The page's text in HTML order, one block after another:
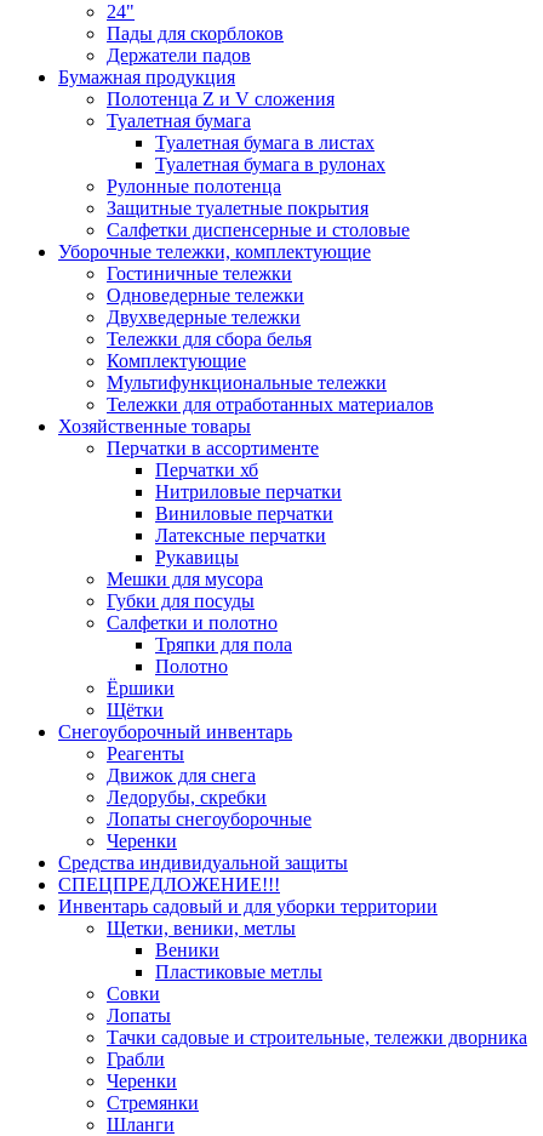
24"
Пады для скорблоков
Держатели падов
Бумажная продукция
Полотенца Z и V сложения
Туалетная бумага
Туалетная бумага в листах
Туалетная бумага в рулонах
Рулонные полотенца
Защитные туалетные покрытия
Салфетки диспенсерные и столовые
Уборочные тележки, комплектующие
Гостиничные тележки
Одноведерные тележки
Двухведерные тележки
Тележки для сбора белья
Комплектующие
Мультифункциональные тележки
Тележки для отработанных материалов
Хозяйственные товары
Перчатки в ассортименте
Перчатки хб
Нитриловые перчатки
Виниловые перчатки
Латексные перчатки
Рукавицы
Мешки для мусора
Губки для посуды
Салфетки и полотно
Тряпки для пола
Полотно
Ёршики
Щётки
Снегоуборочный инвентарь
Реагенты
Движок для снега
Ледорубы, скребки
Лопаты снегоуборочные
Черенки
Средства индивидуальной защиты
СПЕЦПРЕДЛОЖЕНИЕ!!!
Инвентарь садовый и для уборки территории
Щетки, веники, метлы
Веники
Пластиковые метлы
Совки
Лопаты
Тачки садовые и строительные, тележки дворника
Грабли
Черенки
Стремянки
Шланги